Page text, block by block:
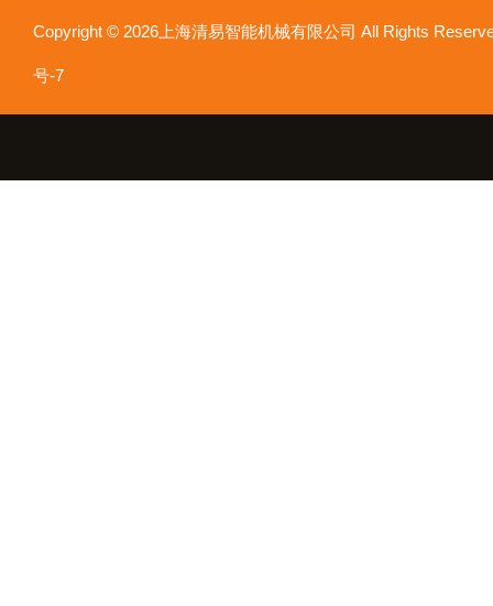
Copyright © 2026上海清易智能机械有限公司 All Rights
号-7